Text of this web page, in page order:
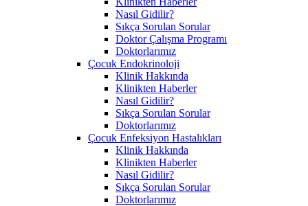
Nasıl Gidilir?
Sıkça Sorulan Sorular
Doktor Çalışma Programı
Doktorlarımız
Çocuk Endokrinoloji
Klinik Hakkında
Klinikten Haberler
Nasıl Gidilir?
Sıkça Sorulan Sorular
Doktorlarımız
Çocuk Enfeksiyon Hastalıkları
Klinik Hakkında
Klinikten Haberler
Nasıl Gidilir?
Sıkça Sorulan Sorular
Doktorlarımız